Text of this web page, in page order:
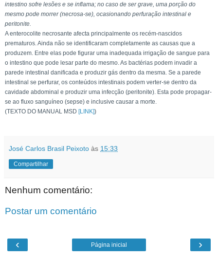
intestino sofre lesões e se inflama; no caso de ser grave, uma porção do
mesmo pode morrer (necrosa-se), ocasionando perfuração intestinal e
peritonite.
A enterocolite necrosante afecta principalmente os recém-nascidos
prematuros. Ainda não se identificaram completamente as causas que a
produzem. Entre elas pode figurar uma inadequada irrigação de sangue para
o intestino que pode lesar parte do mesmo. As bactérias podem invadir a
parede intestinal danificada e produzir gás dentro da mesma. Se a parede
intestinal se perfurar, os conteúdos intestinais podem verter-se dentro da
cavidade abdominal e produzir uma infecção (peritonite). Esta pode propagar-
se ao fluxo sanguíneo (sepse) e inclusive causar a morte.
(TEXTO DO MANUAL MSD [LINK])
José Carlos Brasil Peixoto às 15:33
Compartilhar
Nenhum comentário:
Postar um comentário
‹ ›
Página inicial